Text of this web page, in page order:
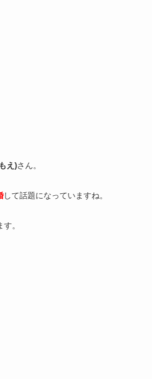
え)さん。
して話題になっていますね。
。